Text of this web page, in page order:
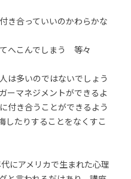
き合っていいのかわらかな
へこんでしまう 等々
は多いのではないでしょう
ーマネジメントができるよ
付き合うことができるよう
したりすることをなくすこ
にアメリカで生まれた心理